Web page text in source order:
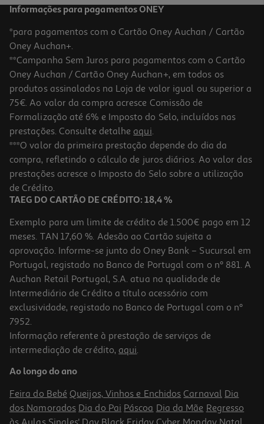
Toalhão Banho Alg Organ Actuel Cinza 500gr 70x140
9.99 €/un
9,99 €
Toalhão Banho Alg Organ Actuel Verde 500gr 70x140
9.99 €/un
9,99 €
Informações para pagamentos ONEY
*para pagamentos com o Cartão Oney Auchan / Cartão
Oney Auchan+.
**Campanha Sem Juros para pagamentos com o Cartão
Oney Auchan / Cartão Oney Auchan+, em todos os
produtos assinalados na Loja de valor igual ou superior a
75€. Ao valor da compra acresce Comissão de
Formalização até 6% e Imposto do Selo, incluídos nas
prestações. Consulte detalhe aqui.
***O valor da primeira prestação depende do dia da
compra, refletindo o cálculo de juros diários. Ao valor das
prestações acresce o Imposto do Selo sobre a utilização
de Crédito.
TAEG DO CARTÃO DE CRÉDITO: 18,4 %
Exemplo para um limite de crédito de 1.500€ pago em 12
meses. TAN 17,60 %. Adesão ao Cartão sujeita a
aprovação. Informe-se junto do Oney Bank – Sucursal em
Portugal, registado no Banco de Portugal com o nº 881. A
Auchan Retail Portugal, S.A. atua na qualidade de
Intermediário de Crédito a título acessório com
exclusividade, registado no Banco de Portugal com o nº
7952.
Informação referente à prestação de serviços de
intermediação de crédito, aqui.
Ao longo do ano
Feira do Bebé Queijos, Vinhos e Enchidos Carnaval Dia
dos Namorados Dia do Pai Páscoa Dia da Mãe Regresso